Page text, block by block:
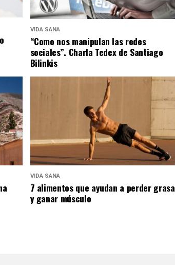
VIDA SANA
“Como nos manipulan las redes
sociales”. Charla Tedex de Santiago
Bilinkis
VIDA SANA
7 alimentos que ayudan a perder grasa
y ganar músculo